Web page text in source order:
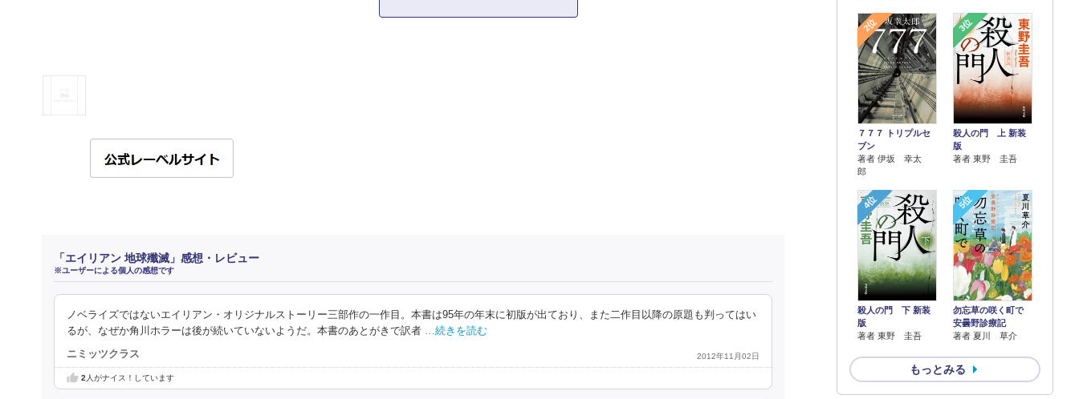
「エイリアン 地球殲滅」感想・レビュー
※ユーザーによる個人の感想です
ノベライズではないエイリアン・オリジナルストーリー三部作の一作目。本書は95年の年末に初版が出ており、また二作目以降の原題も判ってはい
るが、なぜか角川ホラーは後が続いていないようだ。本書のあとがきで訳者
…続きを読む
ニミッツクラス 2012年11月02日
2人がナイス！しています
2位
７７７ トリプルセ
ブン
著者 伊坂 幸太
郎
3位
殺人の門 上 新装
版
著者 東野 圭吾
4位
殺人の門 下 新装
版
著者 東野 圭吾
5位
勿忘草の咲く町で
安曇野診療記
著者 夏川 草介
もっとみる